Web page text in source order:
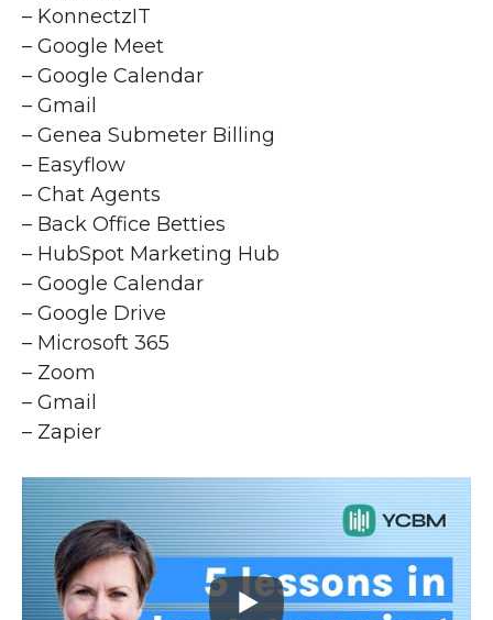
– KonnectzIT
– Google Meet
– Google Calendar
– Gmail
– Genea Submeter Billing
– Easyflow
– Chat Agents
– Back Office Betties
– HubSpot Marketing Hub
– Google Calendar
– Google Drive
– Microsoft 365
– Zoom
– Gmail
– Zapier